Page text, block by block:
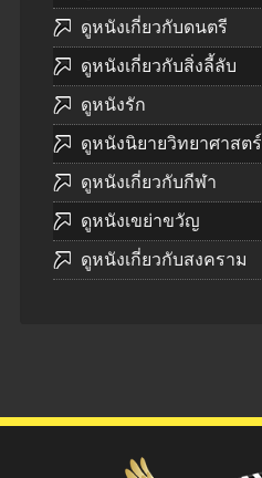
ดูหนังเกี่ยวกับดนตรี
ดูหนังเกี่ยวกับสิ่งลี้ลับ
ดูหนังรัก
ดูหนังนิยายวิทยาศาสตร์
ดูหนังเกี่ยวกับกีฬา
ดูหนังเขย่าขวัญ
ดูหนังเกี่ยวกับสงคราม